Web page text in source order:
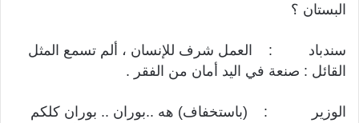
البستان ؟
سندباد : العمل شرف للإنسان ، ألم تسمع المثل
القائل : صنعة في اليد أمان من الفقر .
الوزير : (باستخفاف) هه ..بوران .. بوران كلكم